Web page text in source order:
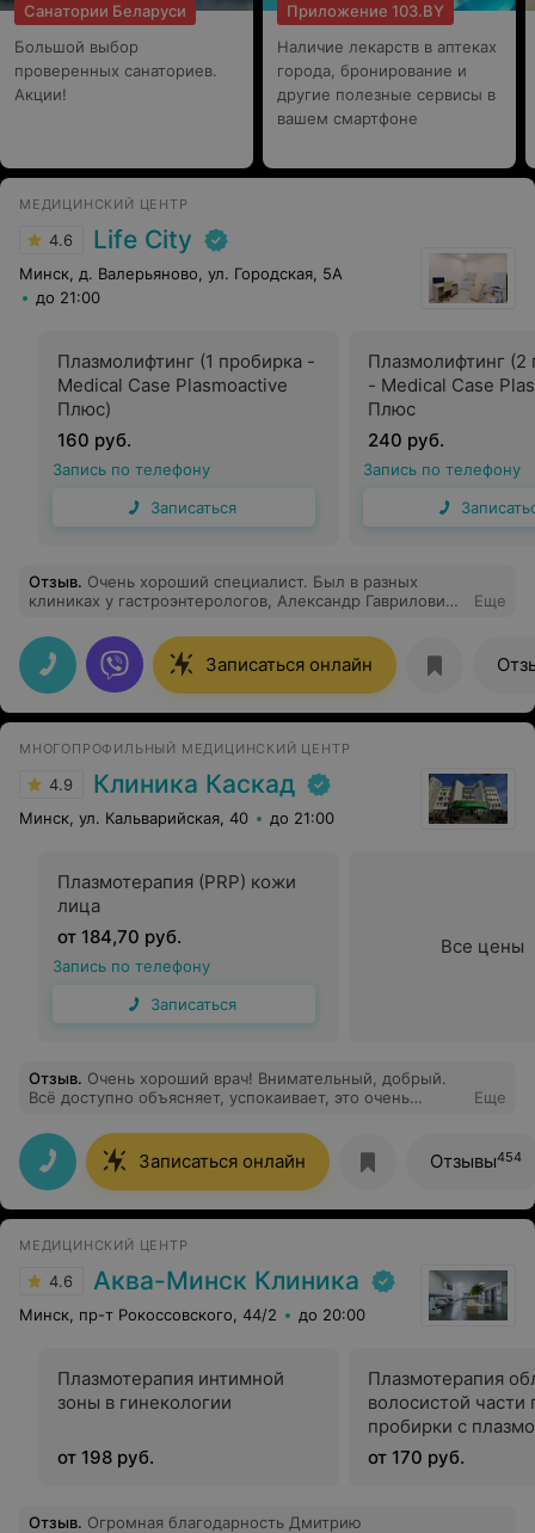
Санатории Беларуси
Большой выбор
проверенных санаториев.
Акции!
Приложение 103.BY
Наличие лекарств в аптеках
города, бронирование и
другие полезные сервисы в
вашем смартфоне
МЕДИЦИНСКИЙ ЦЕНТР
4.6 Life City
Минск, д. Валерьяново, ул. Городская, 5А
до 21:00
Плазмолифтинг (1 пробирка -
Medical Case Plasmoactive
Плюс)
160 руб.
Запись по телефону
Записаться
Плазмолифтинг (2
- Medical Case
Плюс
240 руб.
Запись по телефону
Отзыв. Очень хороший специалист. Был в разных
клиниках у гастроэнтерологов, Александр Гаврилович
хожу к врачу, в следующий раз только к нему. Спасибо
большое!
Еще
Записаться онлайн
МНОГОПРОФИЛЬНЫЙ МЕДИЦИНСКИЙ ЦЕНТР
4.9 Клиника Каскад
Минск, ул. Кальварийская, 40 до 21:00
Плазмотерапия (PRP) кожи
лица
от 184,70 руб.
Запись по телефону
Записаться
Все цены
Отзыв. Очень хороший врач! Внимательный, добрый.
Всё доступно объясняет, успокаивает, это очень
квалифицированную помощь!
Еще
Записаться онлайн Отзывы454
МЕДИЦИНСКИЙ ЦЕНТР
4.6 Аква-Минск Клиника
Минск, пр-т Рокоссовского, 44/2 до 20:00
Плазмотерапия интимной
зоны в гинекологии
от 198 руб.
Плазмотерапия
волосистой части
пробирки с
Австрия)
от 170 руб.
Отзыв. Огромная благодарность Дмитрию